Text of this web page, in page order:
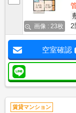
画像 : 23枚
2
空室確認
賃貸マンション